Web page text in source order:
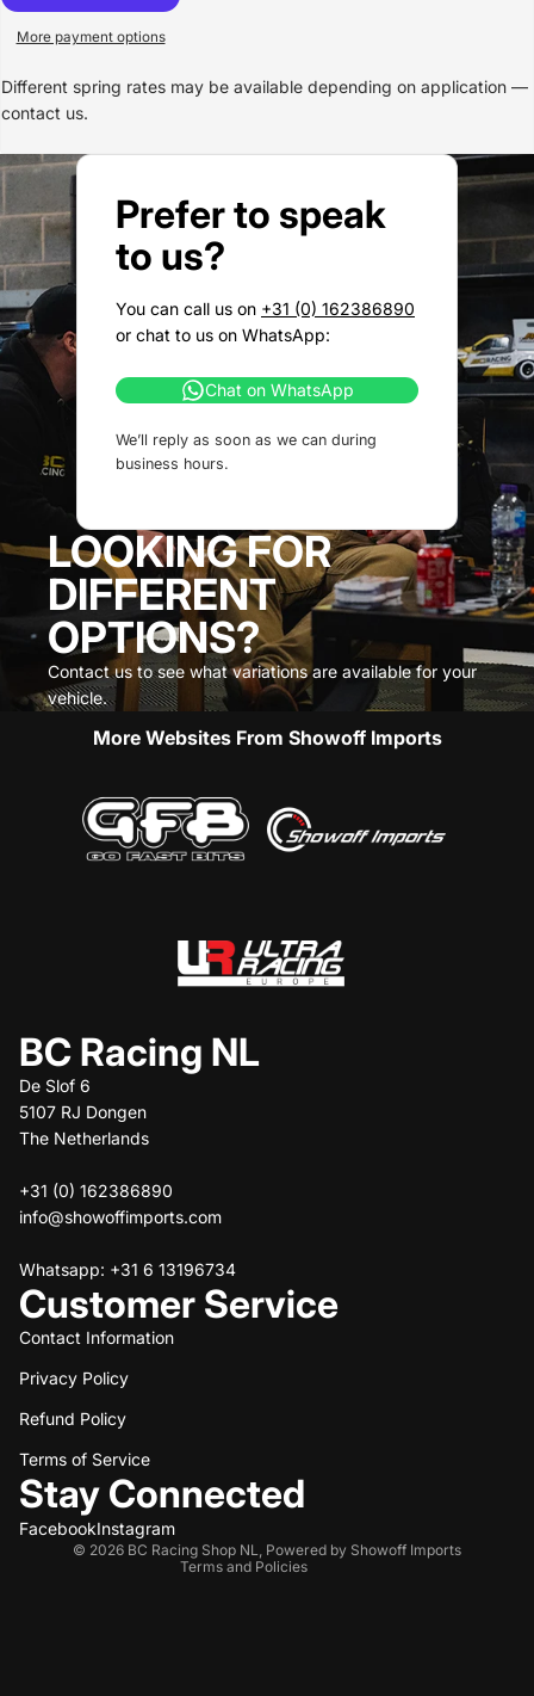
More payment options
Different spring rates may be available depending on application —
contact us.
Prefer to speak
to us?
You can call us on +31 (0) 162386890
or chat to us on WhatsApp:
Chat on WhatsApp
We’ll reply as soon as we can during
business hours.
LOOKING FOR
DIFFERENT
OPTIONS?
Contact us to see what variations are available for your
vehicle.
More Websites From Showoff Imports
BC Racing NL
De Slof 6
5107 RJ Dongen
The Netherlands
+31 (0) 162386890
info@showoffimports.com
Whatsapp: +31 6 13196734
Customer Service
Contact Information
Privacy Policy
Refund Policy
Terms of Service
Stay Connected
FacebookInstagram
© 2026 BC Racing Shop NL
Powered by Showoff Imports
Terms and Policies
Refund policy
Privacy policy
Terms of service
Shipping policy
Contact information